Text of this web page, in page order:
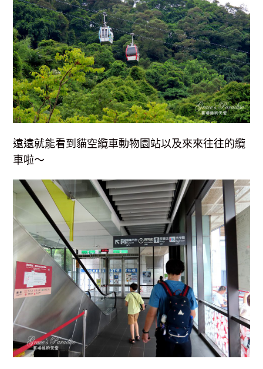
遠遠就能看到貓空纜車動物園站以及來來往往的纜
車啦～